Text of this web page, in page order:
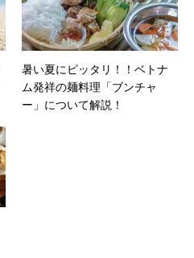
暑い夏にピッタリ！！ベトナ
ム発祥の麺料理「ブンチャ
ー」について解説！